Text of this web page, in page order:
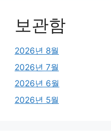
보관함
2026년 8월
2026년 7월
2026년 6월
2026년 5월